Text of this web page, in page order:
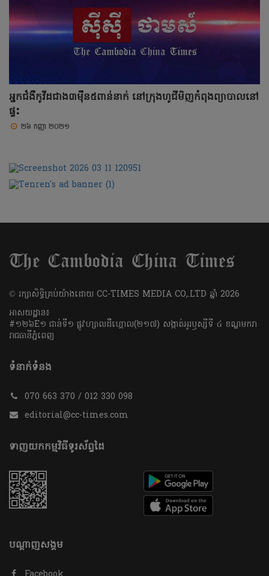
អ្នកជំងឺកូវីដជាង៣ម៉ឺន៥ពាន់នាក់ នៅក្រុងហូជីមិញកំពុងព្យាបាលនៅ
ផ្ទះ
២៦ កញ្ញា ២០២១
​© រក្សា​សិទ្ធិ​គ្រប់​យ៉ាង​ដោយ​ CC-TIMES MEDIA CO,.LTD ឆ្នាំ​ 2026
អាសយដ្ឋាន៖
#១២៦E១ ជាន់ទី១ ផ្លូវហ្សាលដឺហ្គោល(២១៧) សង្កាត់អូរឫស្សីទី ៤ ខណ្ឌមករា
រាជធានីភ្នំពេញ
ទំនាក់ទំនង
070 663 370 / 012 330 098
editorial@cc-times.com
ទាញយកកម្មវិធីទូរស័ព្ទដៃ
បណ្តាញសង្គម